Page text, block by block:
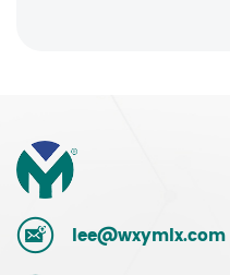
lee@wxymlx.com